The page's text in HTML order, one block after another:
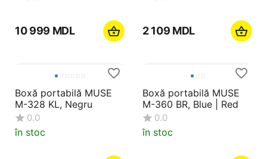
10 999 MDL 2 109 MDL
Boxă portabilă MUSE
M-360 BR, Blue | Red
0.0
în stoc